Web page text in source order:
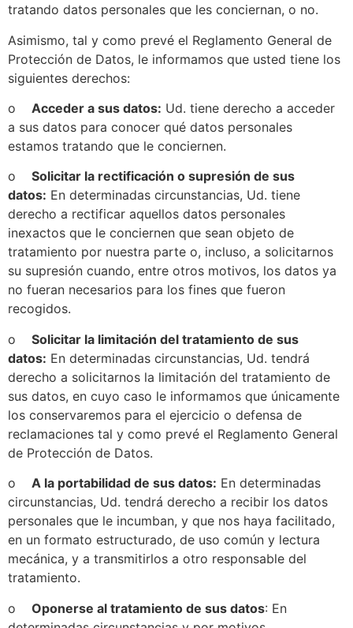
tratando datos personales que les conciernan, o no.
Asimismo, tal y como prevé el Reglamento General de
Protección de Datos, le informamos que usted tiene los
siguientes derechos:
o Acceder a sus datos: Ud. tiene derecho a acceder
a sus datos para conocer qué datos personales
estamos tratando que le conciernen.
o Solicitar la rectificación o supresión de sus
datos: En determinadas circunstancias, Ud. tiene
derecho a rectificar aquellos datos personales
inexactos que le conciernen que sean objeto de
tratamiento por nuestra parte o, incluso, a solicitarnos
su supresión cuando, entre otros motivos, los datos ya
no fueran necesarios para los fines que fueron
recogidos.
o Solicitar la limitación del tratamiento de sus
datos: En determinadas circunstancias, Ud. tendrá
derecho a solicitarnos la limitación del tratamiento de
sus datos, en cuyo caso le informamos que únicamente
los conservaremos para el ejercicio o defensa de
reclamaciones tal y como prevé el Reglamento General
de Protección de Datos.
o A la portabilidad de sus datos: En determinadas
circunstancias, Ud. tendrá derecho a recibir los datos
personales que le incumban, y que nos haya facilitado,
en un formato estructurado, de uso común y lectura
mecánica, y a transmitirlos a otro responsable del
tratamiento.
o Oponerse al tratamiento de sus datos: En